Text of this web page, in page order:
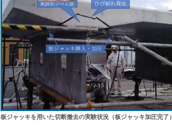
板ジャッキを用いた切断撤去の実験状況（板ジャッキ加圧完了）